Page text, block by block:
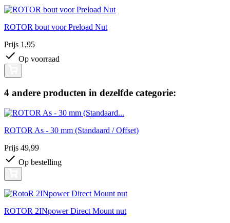
ROTOR bout voor Preload Nut
Prijs 1,95
Op voorraad
4 andere producten in dezelfde categorie:
ROTOR As - 30 mm (Standaard / Offset)
Prijs 49,99
Op bestelling
ROTOR 2INpower Direct Mount nut